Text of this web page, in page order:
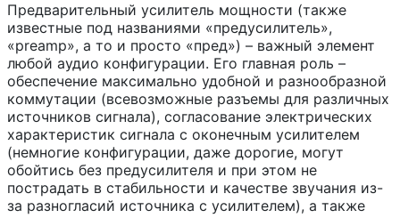
Предварительный усилитель мощности (также
известные под названиями «предусилитель»,
«preamp», а то и просто «пред») – важный элемент
любой аудио конфигурации. Его главная роль –
обеспечение максимально удобной и разнообразной
коммутации (всевозможные разъемы для различных
источников сигнала), согласование электрических
характеристик сигнала с оконечным усилителем
(немногие конфигурации, даже дорогие, могут
обойтись без предусилителя и при этом не
пострадать в стабильности и качестве звучания из-
за разногласий источника с усилителем), а также